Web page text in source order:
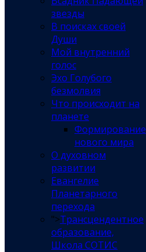
звезды
В поисках своей
Души
Мой внутренний
голос
Эхо Голубого
безмолвия
Что происходит на
планете
Формирование
нового мира
О духовном
развитии
Евангелие
Планетарного
перехода
">Трансцендентное
образование,
Школа СОТИС